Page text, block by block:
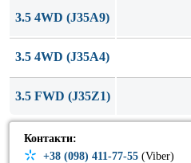
3.5 4WD (J35A9)
3.5 4WD (J35A4)
3.5 FWD (J35Z1)
Контакти:
+38 (098) 411-77-55 (Viber)